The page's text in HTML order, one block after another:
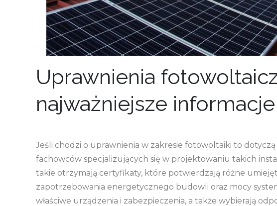
Uprawnienia
najważniejsze informacje
Jeśli chodzi o uprawnienia w zakresie fotowoltaiki to
fachowców specjalizujących się w projektowaniu takich
takie otrzymają certyfikaty, które potwierdzają różne
zapotrzebowania energetycznego budowli oraz mocy
właściwe urządzenia i zabezpieczenia, a także wybierają